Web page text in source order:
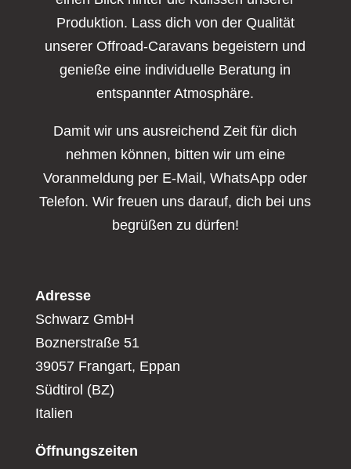
Produktion. Lass dich von der Qualität
unserer Offroad-Caravans begeistern und
genieße eine individuelle Beratung in
entspannter Atmosphäre.
Damit wir uns ausreichend Zeit für dich
nehmen können, bitten wir um eine
Voranmeldung per E-Mail, WhatsApp oder
Telefon. Wir freuen uns darauf, dich bei uns
begrüßen zu dürfen!
Adresse
Schwarz GmbH
Boznerstraße 51
39057 Frangart, Eppan
Südtirol (BZ)
Italien
Öffnungszeiten